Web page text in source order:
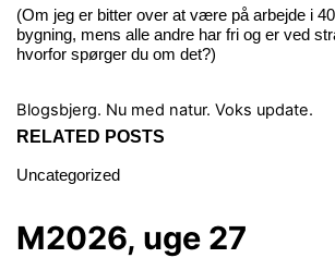
(Om jeg er bitter over at være på arbejde i
bygning, mens alle andre har fri og er ved
hvorfor spørger du om det?)
Blogsbjerg. Nu med natur. Voks update.
RELATED POSTS
Uncategorized
M2026, uge 27